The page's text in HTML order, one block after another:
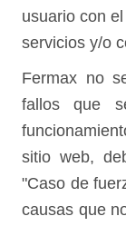
usuario con
servicios y/o
Fermax no
fallos que
sitio web,
"Caso de
causas que